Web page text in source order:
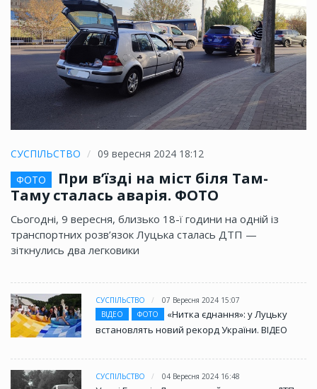
СУСПІЛЬСТВО
09 вересня 2024 18:12
ФОТО
При в’їзді на міст біля Там-
Таму сталась аварія. ФОТО
Сьогодні, 9 вересня, близько 18-ї години на одній із
транспортних розв’язок Луцька сталась ДТП —
зіткнулись два легковики
СУСПІЛЬСТВО
07 Вересня 2024 15:07
ВІДЕО
ФОТО
«Нитка єднання»: у Луцьку
встановлять новий рекорд України. ВІДЕО
СУСПІЛЬСТВО 04 Вересня 2024 16:48